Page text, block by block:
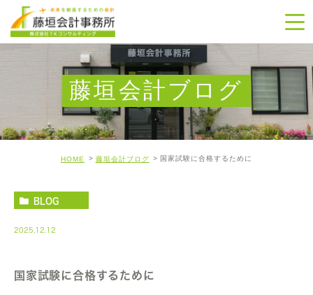
藤垣会計ブログ
HOME 藤垣会計ブログ 国家試験に合格するために
BLOG
2025.12.12
国家試験に合格するために